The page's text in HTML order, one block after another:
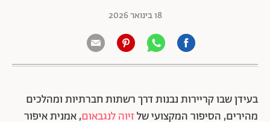
18 בינואר 2026
בעידן שבו קריירות נבנות דרך רשתות חברתיות ומהלכים
מהירים, הסיפור המקצועי שלזיוה לנגבאום, אמנית איפור